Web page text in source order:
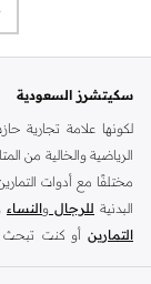
سكيتشرز السعودية
لكونها علامة تجارية
الرياضية والخالية من
مختلفًا مع أدوات
البدنية للرجال والنساء
التمارين أو كنت تبحث